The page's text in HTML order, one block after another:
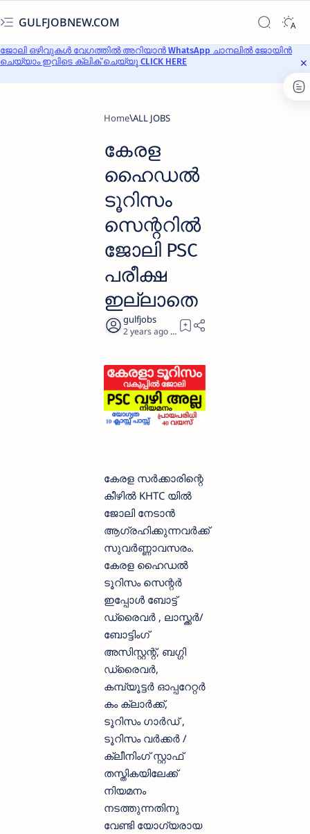
GULFJOBNEW.COM
ജോലി ഒഴിവുകൾ വേഗത്തിൽ അറിയാൻ WhatsApp ചാനലിൽ ജോയിൻ
ചെയ്യാം ഇവിടെ ക്ലിക് ചെയ്യൂ CLICK HERE
Home ALL JOBS
കേരള
ഹൈഡല്‍
ടൂറിസം
സെന്ററില്‍
ജോലി PSC
പരീക്ഷ
ഇല്ലാതെ
2 years ago 1
കേരള സര്‍ക്കാരിന്റെ
കീഴില്‍ KHTC യില്‍
ജോലി നേടാന്‍
ആഗ്രഹിക്കുന്നവര്‍ക്ക്
സുവര്‍ണ്ണാവസരം.
കേരള ഹൈഡല്‍
ടൂറിസം സെന്റര്‍
ഇപ്പോള്‍ ബോട്ട്
ഡ്രൈവര്‍ , ലാസ്ക്കര്‍/
ബോട്ടിംഗ്
അസിസ്റ്റന്റ്‌, ബഗ്ഗി
ഡ്രൈവര്‍,
കമ്പ്യൂട്ടര്‍ ഓപ്പറേറ്റര്‍
കം ക്ലാര്‍ക്ക്,
ടൂറിസം ഗാര്‍ഡ് ,
ടൂറിസം വര്‍ക്കര്‍ /
ക്ലീനിംഗ് സ്റ്റാഫ്‌
തസ്തികയിലേക്ക്
നിയമനം
നടത്തുന്നതിനു
വേണ്ടി യോഗ്യരായ